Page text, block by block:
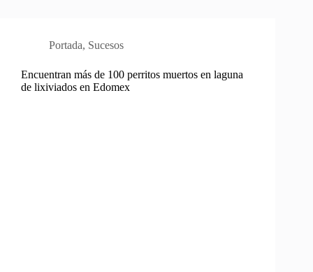
Portada, Sucesos
Encuentran más de 100 perritos muertos en laguna
de lixiviados en Edomex